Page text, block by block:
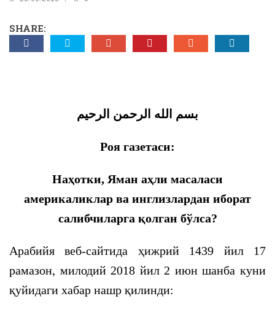
SHARE:
بسم الله الرحمن الرحيم
Роя газетаси:
Наҳотки, Яман аҳли масаласи
америкаликлар ва инглизлардан иборат
салибчиларга қолган бўлса?
Арабийя веб-сайтида ҳижрий 1439 йил 17
рамазон, милодий 2018 йил 2 июн шанба куни
қуйидаги хабар нашр қилинди: